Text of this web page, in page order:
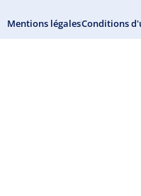
Mentions légalesConditions